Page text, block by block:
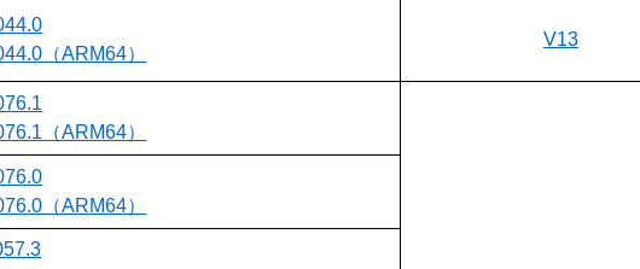
（ARM64）
V13
（ARM64）
（ARM64）